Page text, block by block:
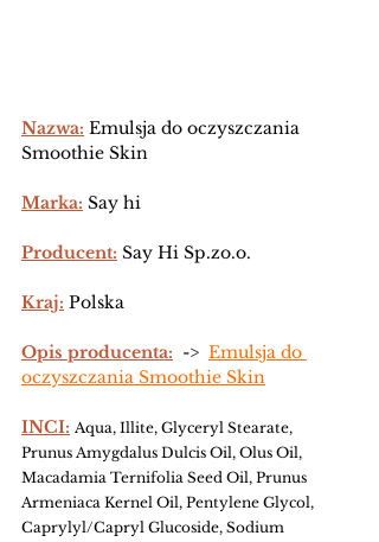
Nazwa: Emulsja do oczyszczania
Smoothie Skin
Marka: Say hi
Producent: Say Hi Sp.zo.o.
Kraj: Polska
Opis producenta: -> Emulsja do
oczyszczania Smoothie Skin
INCI: Aqua, Illite, Glyceryl Stearate,
Prunus Amygdalus Dulcis Oil, Olus Oil,
Macadamia Ternifolia Seed Oil, Prunus
Armeniaca Kernel Oil, Pentylene Glycol,
Caprylyl/Capryl Glucoside, Sodium